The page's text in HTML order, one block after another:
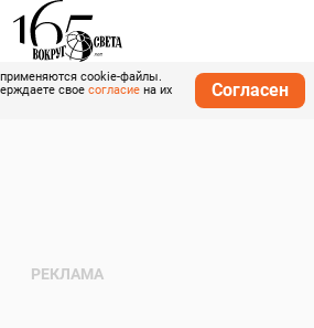
cookie-файлы.
свое согласие на их
Согласен